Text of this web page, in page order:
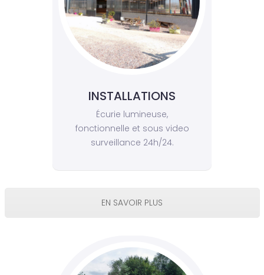
INSTALLATIONS
Écurie lumineuse,
fonctionnelle et sous video
surveillance 24h/24.
EN SAVOIR PLUS